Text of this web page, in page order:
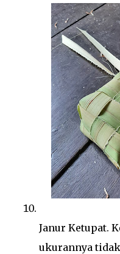
Janur Ketupat.
ukurannya